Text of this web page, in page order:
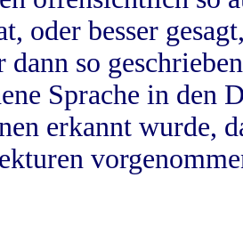
oder besser
dann so
Sprache in
erkannt wurde,